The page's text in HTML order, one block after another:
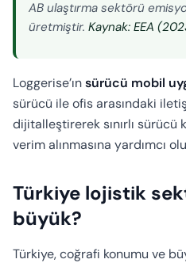
AB ulaştırma sektörü
üretmiştir. Kaynak: EEA
Loggerise’ınsürücü mobil
sürücü ile ofis arasındaki
dijitalleştirerek sınırlı sürücü
verim alınmasına yardımcı
Türkiye lojistik
büyük?
Türkiye, coğrafi konumu ve